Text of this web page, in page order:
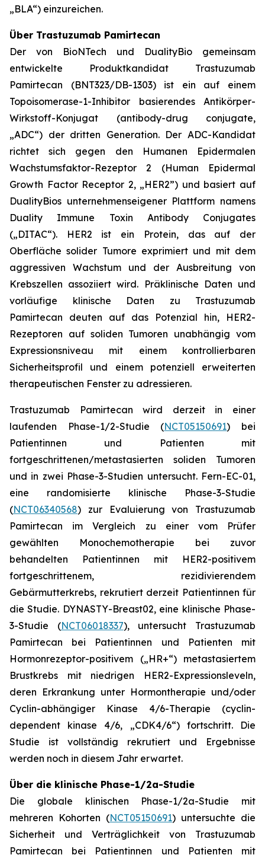
„BLA“) einzureichen.
Über Trastuzumab Pamirtecan
Der von BioNTech und DualityBio gemeinsam
entwickelte Produktkandidat Trastuzumab
Pamirtecan (BNT323/DB-1303) ist ein auf einem
Topoisomerase-1-Inhibitor basierendes Antikörper-
Wirkstoff-Konjugat (antibody-drug conjugate,
„ADC“) der dritten Generation. Der ADC-Kandidat
richtet sich gegen den Humanen Epidermalen
Wachstumsfaktor-Rezeptor 2 (Human Epidermal
Growth Factor Receptor 2, „HER2”) und basiert auf
DualityBios unternehmenseigener Plattform namens
Duality Immune Toxin Antibody Conjugates
(„DITAC“). HER2 ist ein Protein, das auf der
Oberfläche solider Tumore exprimiert und mit dem
aggressiven Wachstum und der Ausbreitung von
Krebszellen assoziiert wird. Präklinische Daten und
vorläufige klinische Daten zu Trastuzumab
Pamirtecan deuten auf das Potenzial hin, HER2-
Rezeptoren auf soliden Tumoren unabhängig vom
Expressionsniveau mit einem kontrollierbaren
Sicherheitsprofil und einem potenziell erweiterten
therapeutischen Fenster zu adressieren.
Trastuzumab Pamirtecan wird derzeit in einer
laufenden Phase-1/2-Studie (NCT05150691) bei
Patientinnen und Patienten mit
fortgeschrittenen/metastasierten soliden Tumoren
und in zwei Phase-3-Studien untersucht. Fern-EC-01,
eine randomisierte klinische Phase-3-Studie
(NCT06340568) zur Evaluierung von Trastuzumab
Pamirtecan im Vergleich zu einer vom Prüfer
gewählten Monochemotherapie bei zuvor
behandelten Patientinnen mit HER2-positivem
fortgeschrittenem, rezidivierendem
Gebärmutterkrebs, rekrutiert derzeit Patientinnen für
die Studie. DYNASTY-Breast02, eine klinische Phase-
3-Studie (NCT06018337), untersucht Trastuzumab
Pamirtecan bei Patientinnen und Patienten mit
Hormonrezeptor-positivem („HR+“) metastasiertem
Brustkrebs mit niedrigen HER2-Expressionsleveln,
deren Erkrankung unter Hormontherapie und/oder
Cyclin-abhängiger Kinase 4/6-Therapie (cyclin-
dependent kinase 4/6, „CDK4/6“) fortschritt. Die
Studie ist vollständig rekrutiert und Ergebnisse
werden noch in diesem Jahr erwartet.
Über die klinische Phase-1/2a-Studie
Die globale klinischen Phase-1/2a-Studie mit
mehreren Kohorten (NCT05150691) untersuchte die
Sicherheit und Verträglichkeit von Trastuzumab
Pamirtecan bei Patientinnen und Patienten mit